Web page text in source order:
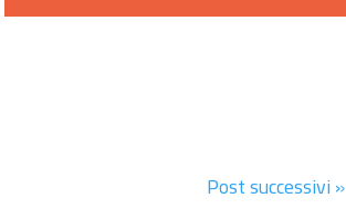
Post successivi »